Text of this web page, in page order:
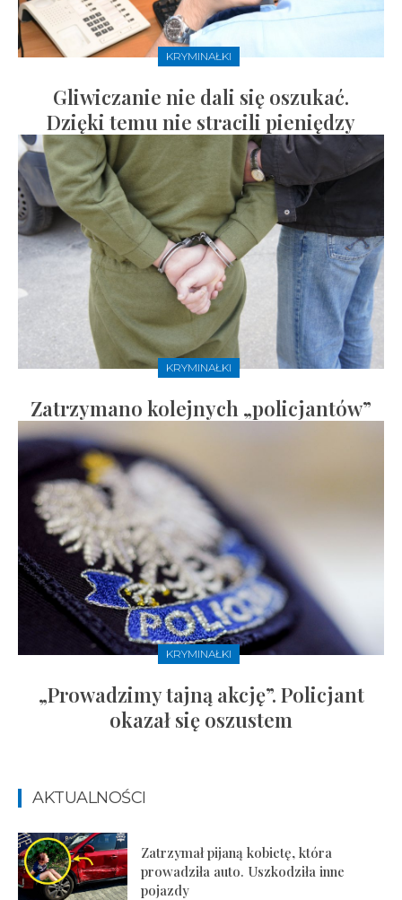
KRYMINAŁKI
Gliwiczanie nie dali się oszukać.
Dzięki temu nie stracili pieniędzy
KRYMINAŁKI
Zatrzymano kolejnych „policjantów”
KRYMINAŁKI
„Prowadzimy tajną akcję”. Policjant
okazał się oszustem
AKTUALNOŚCI
Zatrzymał pijaną kobietę, która
prowadziła auto. Uszkodziła inne
pojazdy